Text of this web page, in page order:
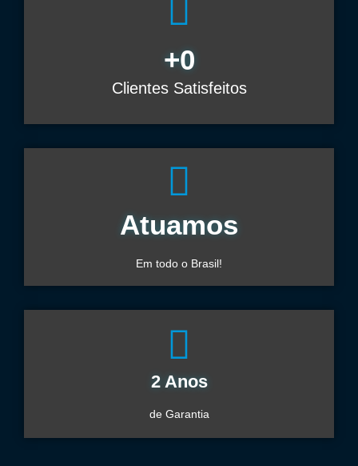
Clientes Satisfeitos
+0
Atuamos
Em todo o Brasil!
2 Anos
de Garantia